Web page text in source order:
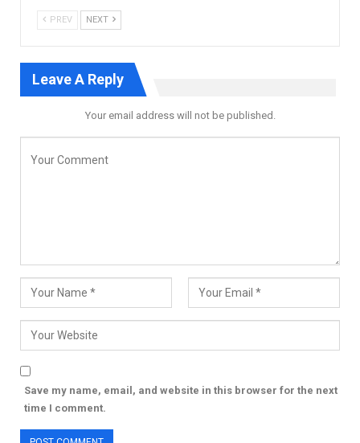
PREV NEXT
Leave A Reply
Your email address will not be published.
Save my name, email, and website in this browser for the next
time I comment.